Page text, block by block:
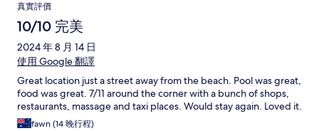
真實評價
10/10 完美
2024 年 8 月 14 日
使用 Google 翻譯
Great location just a street away from the beach. Pool was great,
food was great. 7/11 around the corner with a bunch of shops,
restaurants, massage and taxi places. Would stay again. Loved it.
fawn (14 晚行程)